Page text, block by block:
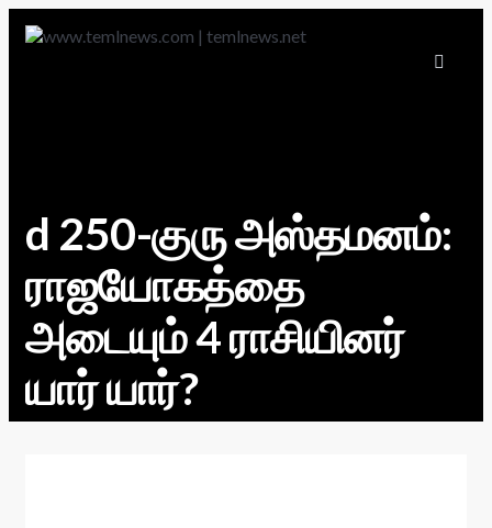
d 250-குரு அஸ்தமனம்:
ராஜயோகத்தை
அடையும் 4 ராசியினர்
யார் யார்?